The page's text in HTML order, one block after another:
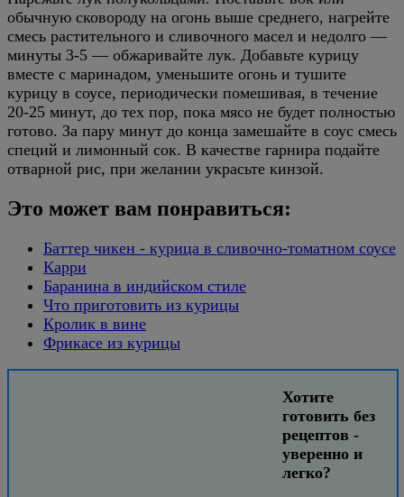
обычную сковороду на огонь выше среднего, нагрейте
смесь растительного и сливочного масел и недолго —
минуты 3-5 — обжаривайте лук. Добавьте курицу
вместе с маринадом, уменьшите огонь и тушите
курицу в соусе, периодически помешивая, в течение
20-25 минут, до тех пор, пока мясо не будет полностью
готово. За пару минут до конца замешайте в соус смесь
специй и лимонный сок. В качестве гарнира подайте
отварной рис, при желании украсьте кинзой.
Это может вам понравиться:
Баттер чикен - курица в сливочно-томатном соусе
Карри
Баранина в индийском стиле
Что приготовить из курицы
Кролик в вине
Фрикасе из курицы
Хотите
готовить без
рецептов -
уверенно и
легко?